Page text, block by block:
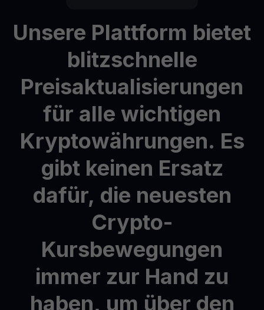
Unsere Plattform bietet
blitzschnelle
Preisaktualisierungen
für alle wichtigen
Kryptowährungen. Es
gibt keinen Ersatz
dafür, die neuesten
Crypto-
Kursbewegungen
immer zur Hand zu
haben, um über den